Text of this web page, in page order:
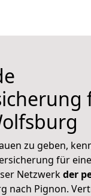
zu geben,
für
Netzwerkder
nach Pignon.